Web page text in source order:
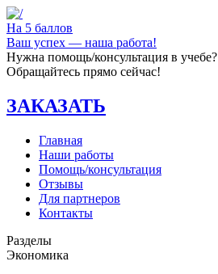
На 5 баллов
Ваш успех — наша работа!
Нужна помощь/консультация в учебе?
Обращайтесь прямо сейчас!
ЗАКАЗАТЬ
Главная
Наши работы
Помощь/консультация
Отзывы
Для партнеров
Контакты
Разделы
Экономика